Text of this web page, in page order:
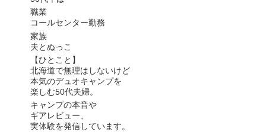
職業
コールセンター勤務
家族
夫とぬっこ
【ひとこと】
北海道で無理はしないけど
本気のデュオキャンプを
楽しむ50代夫婦。
キャンプの本音や
ギアレビュー、
実体験を発信しています。